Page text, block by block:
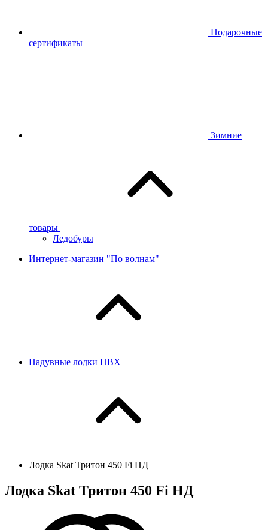
Подарочные
сертификаты
Зимние
товары
Ледобуры
Интернет-магазин "По волнам"
Надувные лодки ПВХ
Лодка Skat Тритон 450 Fi НД
Лодка Skat Тритон 450 Fi НД